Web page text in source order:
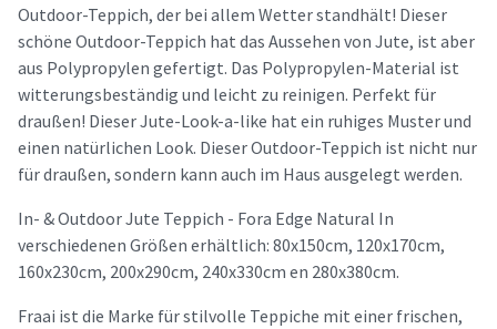
Outdoor-Teppich, der bei allem Wetter standhält! Dieser
schöne Outdoor-Teppich hat das Aussehen von Jute, ist aber
aus Polypropylen gefertigt. Das Polypropylen-Material ist
witterungsbeständig und leicht zu reinigen. Perfekt für
draußen! Dieser Jute-Look-a-like hat ein ruhiges Muster und
einen natürlichen Look. Dieser Outdoor-Teppich ist nicht nur
für draußen, sondern kann auch im Haus ausgelegt werden.
In- & Outdoor Jute Teppich - Fora Edge Natural In
verschiedenen Größen erhältlich: 80x150cm, 120x170cm,
160x230cm, 200x290cm, 240x330cm en 280x380cm.
Fraai ist die Marke für stilvolle Teppiche mit einer frischen,